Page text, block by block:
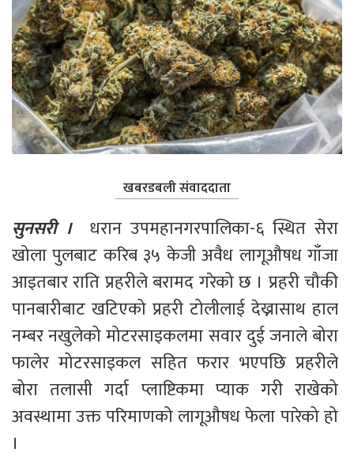
खबरडबली संवाददाता
सुनसरी । धरान उपमहानगरपालिका-६ स्थित सेरा
खोला पुलबाट करिब ३५ केजी अवैध लागूऔषध गाँजा
आइतबार राति प्रहरीले बरामद गरेको छ । प्रहरी चौकी
पानबारीबाट खटिएको प्रहरी टोलीलाई देख्नासाथ हाल
नम्बर नखुलेको मोटरसाइकलमा सवार दुई जनाले बोरा
फालेर मोटरसाइकल सहित फरार भएपछि प्रहरीले
बोरा तलासी गर्दा प्लाष्टिकमा प्याक गरी राखेको
अवस्थामा उक्त परिमाणको लागूऔषध फेला पारेको हो
।